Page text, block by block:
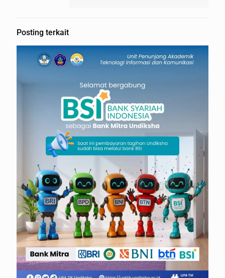
Posting terkait